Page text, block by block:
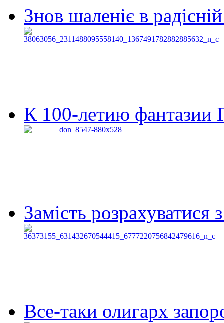
Знов шаленіє в
К 100-летию фантазии
Замість
Все-таки олигарх